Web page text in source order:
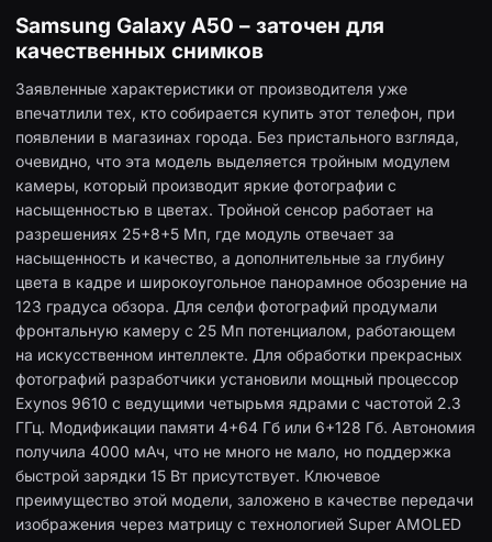
Samsung Galaxy A50 – заточен для
качественных снимков
Заявленные характеристики от производителя уже
впечатлили тех, кто собирается купить этот телефон, при
появлении в магазинах города. Без пристального взгляда,
очевидно, что эта модель выделяется тройным модулем
камеры, который производит яркие фотографии с
насыщенностью в цветах. Тройной сенсор работает на
разрешениях 25+8+5 Мп, где модуль отвечает за
насыщенность и качество, а дополнительные за глубину
цвета в кадре и широкоугольное панорамное обозрение на
123 градуса обзора. Для селфи фотографий продумали
фронтальную камеру с 25 Мп потенциалом, работающем
на искусственном интеллекте. Для обработки прекрасных
фотографий разработчики установили мощный процессор
Exynos 9610 с ведущими четырьмя ядрами с частотой 2.3
ГГц. Модификации памяти 4+64 Гб или 6+128 Гб. Автономия
получила 4000 мАч, что не много не мало, но поддержка
быстрой зарядки 15 Вт присутствует. Ключевое
преимущество этой модели, заложено в качестве передачи
изображения через матрицу с технологией Super AMOLED